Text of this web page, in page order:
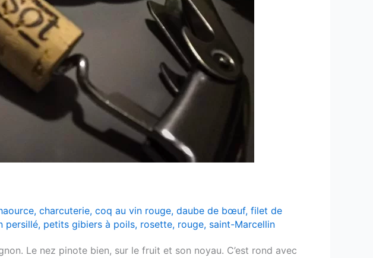
, charcuterie, coq au vin rouge, daube de bœuf, filet de
persillé, petits gibiers à poils, rosette, rouge, saint-Marcellin
Le nez pinote bien, sur le fruit et son noyau. C’est rond avec